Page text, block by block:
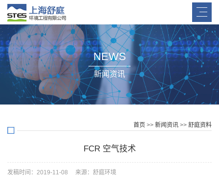
NEWS
新闻资讯
首页 >> 新闻资讯 >> 舒庭资料
FCR 空气技术
发稿时间：2019-11-08 来源：舒庭环境